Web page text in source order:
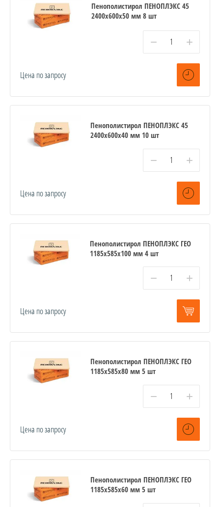
Пенополистирол ПЕНОПЛЭКС 45
2400х600х50 мм 8 шт
− +
Цена по запросу
Пенополистирол ПЕНОПЛЭКС 45
2400х600х40 мм 10 шт
− +
Цена по запросу
Пенополистирол ПЕНОПЛЭКС ГЕО
1185х585х100 мм 4 шт
− +
Цена по запросу
Пенополистирол ПЕНОПЛЭКС ГЕО
1185х585х80 мм 5 шт
− +
Цена по запросу
Пенополистирол ПЕНОПЛЭКС ГЕО
1185х585х60 мм 5 шт